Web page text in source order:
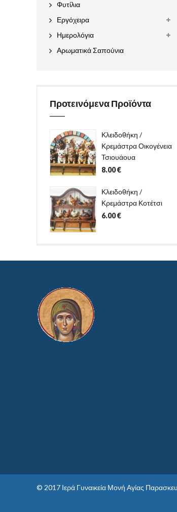
Φυτίλια
Εργόχειρα
Ημερολόγια
Αρωματικά Σαπούνια
Προτεινόμενα Προϊόντα
Κλειδοθήκη /
Κρεμάστρα Οικογένεια
Τσιουάουα
8.00€
Κλειδοθήκη /
Κρεμάστρα Κοτέτσι
6.00€
© 2017 Ιερά Γυναικεία Μονή Αγίας